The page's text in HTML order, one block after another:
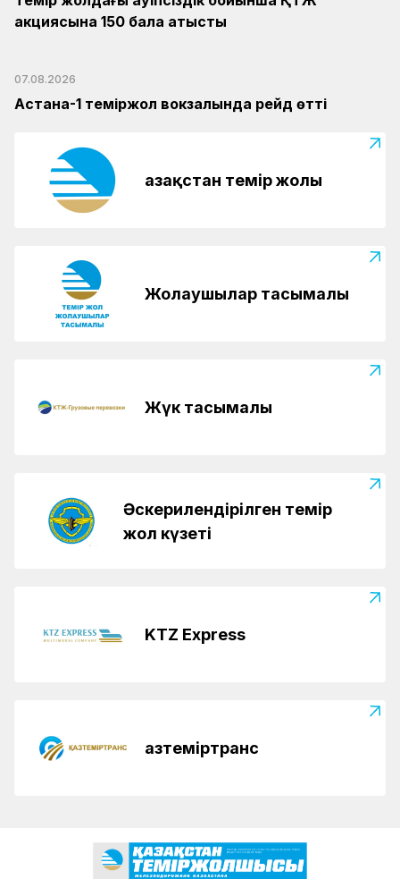
акциясына 150 бала қатысты
07.08.2026
Астана-1 теміржол вокзалында рейд өтті
Қазақстан темір жолы
Жолаушылар тасымалы
Жүк тасымалы
Әскерилендірілген темір
жол күзеті
KTZ Express
Қазтеміртранс